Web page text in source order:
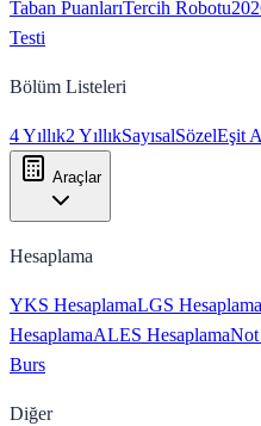
Taban PuanlarıTercih Robotu
Testi
Bölüm Listeleri
4 Yıllık2 YıllıkSayısalSözelEşit
Araçlar
Hesaplama
YKS HesaplamaLGS Hesaplama
HesaplamaALES HesaplamaNot
Burs
Diğer